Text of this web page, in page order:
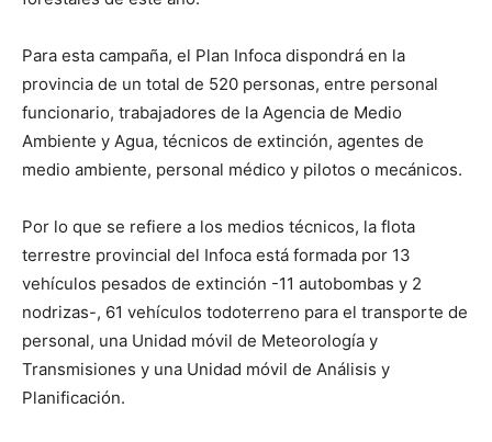
Para esta campaña, el Plan Infoca dispondrá en la
provincia de un total de 520 personas, entre personal
funcionario, trabajadores de la Agencia de Medio
Ambiente y Agua, técnicos de extinción, agentes de
medio ambiente, personal médico y pilotos o mecánicos.
Por lo que se refiere a los medios técnicos, la flota
terrestre provincial del Infoca está formada por 13
vehículos pesados de extinción -11 autobombas y 2
nodrizas-, 61 vehículos todoterreno para el transporte de
personal, una Unidad móvil de Meteorología y
Transmisiones y una Unidad móvil de Análisis y
Planificación.